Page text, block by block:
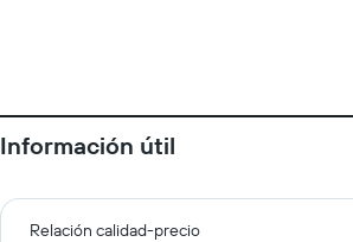
Información útil
Relación calidad-precio